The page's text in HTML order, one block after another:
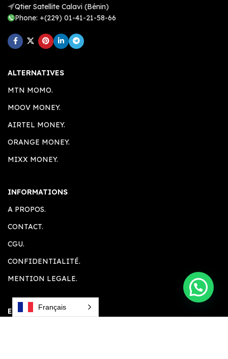
Qtier Satellite Calavi (Bénin)
Phone: +(229) 01-41-21-58-66
ALTERNATIVES
MTN MOMO.
MOOV MONEY.
AIRTEL MONEY.
ORANGE MONEY.
MIXX MONEY.
INFORMATIONS
A PROPOS.
CONTACT.
CGU.
CONFIDENTIALITÉ.
MENTION LEGALE.
ESPACE CLIENT
Français